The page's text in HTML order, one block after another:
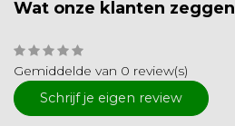
Wat onze klanten zeggen
Gemiddelde van 0 review(s)
Schrijf je eigen review